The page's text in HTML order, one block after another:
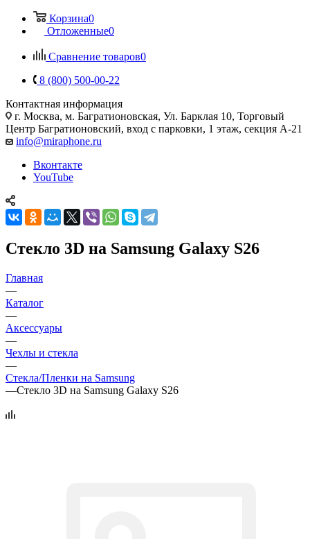
Корзина0
Отложенные0
Сравнение товаров0
8 (800) 500-00-22
Контактная информация
г. Москва, м. Багратионовская, Ул. Барклая 10, Торговый
Центр Багратионовский, вход с парковки, 1 этаж, секция А-21
info@miraphone.ru
Вконтакте
YouTube
Стекло 3D на Samsung Galaxy S26
Главная
—
Каталог
—
Аксессуары
—
Чехлы и стекла
—
Стекла/Пленки на Samsung
—Стекло 3D на Samsung Galaxy S26